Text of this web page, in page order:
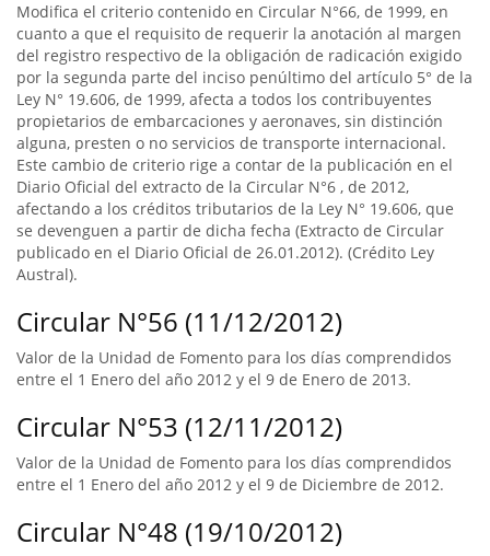
Modifica el criterio contenido en Circular N°66, de 1999, en
cuanto a que el requisito de requerir la anotación al margen
del registro respectivo de la obligación de radicación exigido
por la segunda parte del inciso penúltimo del artículo 5° de la
Ley N° 19.606, de 1999, afecta a todos los contribuyentes
propietarios de embarcaciones y aeronaves, sin distinción
alguna, presten o no servicios de transporte internacional.
Este cambio de criterio rige a contar de la publicación en el
Diario Oficial del extracto de la Circular N°6 , de 2012,
afectando a los créditos tributarios de la Ley N° 19.606, que
se devenguen a partir de dicha fecha (Extracto de Circular
publicado en el Diario Oficial de 26.01.2012). (Crédito Ley
Austral).
Circular N°56 (11/12/2012)
Valor de la Unidad de Fomento para los días comprendidos
entre el 1 Enero del año 2012 y el 9 de Enero de 2013.
Circular N°53 (12/11/2012)
Valor de la Unidad de Fomento para los días comprendidos
entre el 1 Enero del año 2012 y el 9 de Diciembre de 2012.
Circular N°48 (19/10/2012)